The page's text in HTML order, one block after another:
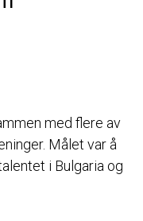
med flere av
Målet var å
i Bulgaria og